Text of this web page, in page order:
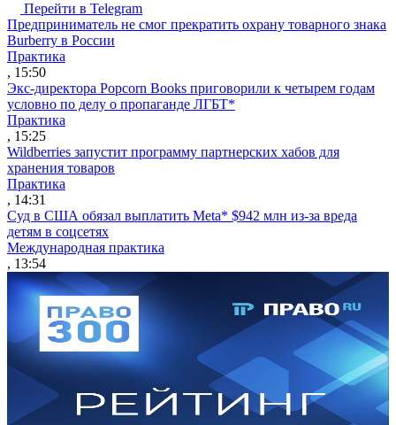
Перейти в Telegram
Предприниматель не смог прекратить охрану товарного знака
Burberry в России
Практика
, 15:50
Экс-директора Popcorn Books приговорили к четырем годам
условно по делу о пропаганде ЛГБТ*
Практика
, 15:25
Wildberries запустит программу партнерских хабов для
хранения товаров
Практика
, 14:31
Суд в США обязал выплатить Meta* $942 млн из-за вреда
детям в соцсетях
Международная практика
, 13:54